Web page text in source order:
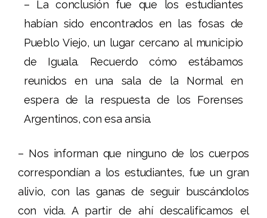
– La conclusión fue que los estudiantes
habían sido encontrados en las fosas de
Pueblo Viejo, un lugar cercano al municipio
de Iguala. Recuerdo cómo estábamos
reunidos en una sala de la Normal en
espera de la respuesta de los Forenses
Argentinos, con esa ansia.
– Nos informan que ninguno de los cuerpos
correspondían a los estudiantes, fue un gran
alivio, con las ganas de seguir buscándolos
con vida. A partir de ahí descalificamos el